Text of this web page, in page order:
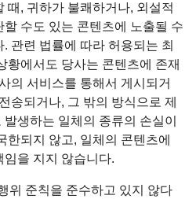
때, 귀하가 불쾌하거나, 외설적
수도 있는 콘텐츠에 노출될 수
관련 법률에 따라 허용되는 최
황에서도 당사는 콘텐츠에 존재
의 서비스를 통해서 게시되거
송되거나, 그 밖의 방식으로 제
생하는 일체의 종류의 손실이
한되지 않고, 일체의 콘텐츠에
을 지지 않습니다.
준칙을 준수하고 있지 않다